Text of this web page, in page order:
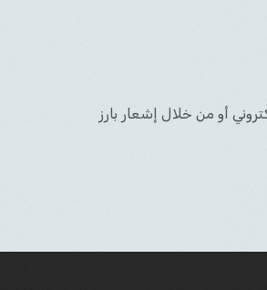
أو من خلال إشعار بارز